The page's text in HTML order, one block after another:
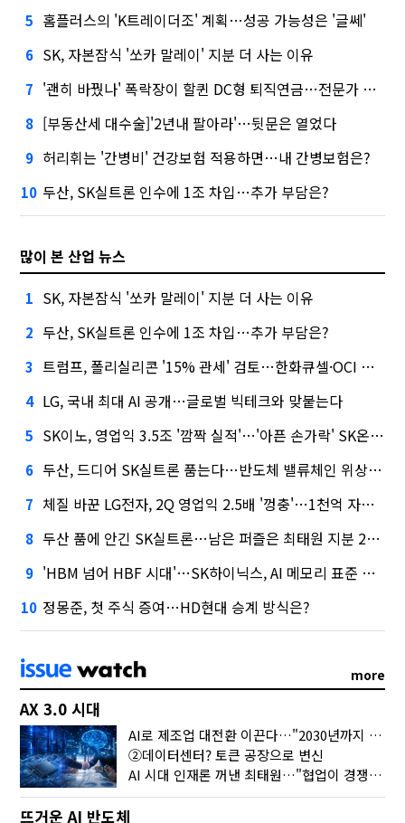
5 홈플러스의 'K트레이더조' 계획…성공 가능성은 '글쎄'
6 SK, 자본잠식 '쏘카 말레이' 지분 더 사는 이유
7 '괜히 바꿨나' 폭락장이 할퀸 DC형 퇴직연금…전문가 조언은
8 [부동산세 대수술]'2년내 팔아라'…뒷문은 열었다
9 허리휘는 '간병비' 건강보험 적용하면…내 간병보험은?
10 두산, SK실트론 인수에 1조 차입…추가 부담은?
많이 본 산업 뉴스
1 SK, 자본잠식 '쏘카 말레이' 지분 더 사는 이유
2 두산, SK실트론 인수에 1조 차입…추가 부담은?
3 트럼프, 폴리실리콘 '15% 관세' 검토…한화큐셀·OCI 영향은?
4 LG, 국내 최대 AI 공개…글로벌 빅테크와 맞붙는다
5 SK이노, 영업익 3.5조 '깜짝 실적'…'아픈 손가락' SK온의 반전
6 두산, 드디어 SK실트론 품는다…반도체 밸류체인 위상 강화
7 체질 바꾼 LG전자, 2Q 영업익 2.5배 '껑충'…1천억 자사주 태운다
8 두산 품에 안긴 SK실트론…남은 퍼즐은 최태원 지분 29.4%
9 'HBM 넘어 HBF 시대'…SK하이닉스, AI 메모리 표준 선점 나섰다
10 정몽준, 첫 주식 증여…HD현대 승계 방식은?
more
AX 3.0 시대
AI로 제조업 대전환 이끈다…"2030년까지 민관합동 20조 투자"
②데이터센터? 토큰 공장으로 변신
AI 시대 인재론 꺼낸 최태원…"협업이 경쟁력"
뜨거운 AI 반도체